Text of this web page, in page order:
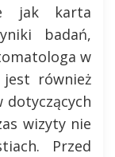
jak karta
badań,
w
jest również
wizyty nie
Przed